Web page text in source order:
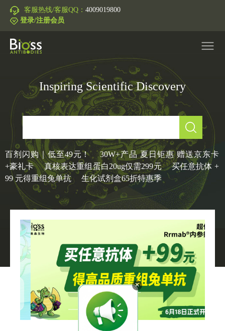
客服热线/客服QQ： 4009019800
登录/注册会员
产品中心 ▼
研究领域 ▼
IVD原料
促销活动 ▼
技术支持
Inspiring Scientific Discovery
百剂闪购｜低至49元！
30W+产品 夏日钜惠 赠送京东卡
+豪礼卡
真核表达重组蛋白20ug仅需299元
买任意抗体 +
99 元得重组兔单抗
生化试剂盒65折特惠季
✕